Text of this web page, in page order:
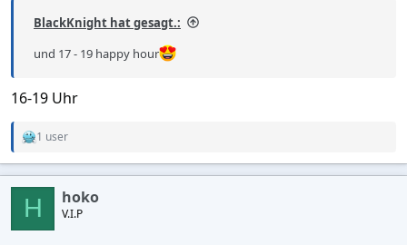
BlackKnight hat gesagt.:
und 17 - 19 happy hour
16-19 Uhr
R
c
o
1 user
H hoko
V.I.P